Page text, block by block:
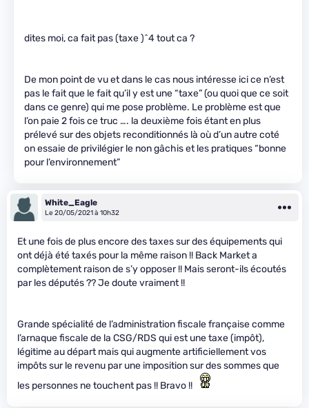
dites moi, ca fait pas (taxe )^4 tout ca ?
De mon point de vu et dans le cas nous intéresse ici ce n’est
pas le fait que le fait qu’il y est une “taxe” (ou quoi que ce soit
dans ce genre) qui me pose problème. Le problème est que
l’on paie 2 fois ce truc …. la deuxième fois étant en plus
prélevé sur des objets reconditionnés là où d’un autre coté
on essaie de privilégier le non gâchis et les pratiques “bonne
pour l’environnement”
White_Eagle
Le 20/05/2021 à 10h32
Et une fois de plus encore des taxes sur des équipements qui
ont déjà été taxés pour la même raison !! Back Market a
complètement raison de s’y opposer !! Mais seront-ils écoutés
par les députés ?? Je doute vraiment !!
Grande spécialité de l’administration fiscale française comme
l’arnaque fiscale de la CSG/RDS qui est une taxe (impôt),
légitime au départ mais qui augmente artificiellement vos
impôts sur le revenu par une imposition sur des sommes que
les personnes ne touchent pas !! Bravo !!